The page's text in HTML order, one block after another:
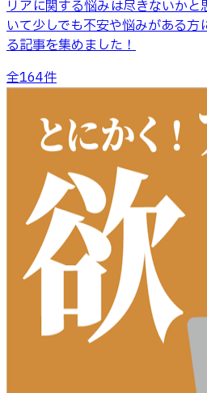
リアに関する悩みは尽きないかと
いて少しでも不安や悩みがある方
る記事を集めました！
全164件